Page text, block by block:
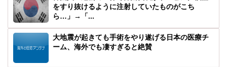
をすり抜けるように注射していたものがこち
ら…」→「...
大地震が起きても手術をやり遂げる日本の医療チ
ーム、海外でも凄すぎると絶賛